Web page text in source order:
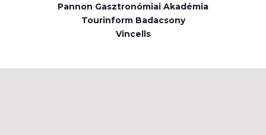
Pannon Gasztronómiai Akadémia
Tourinform Badacsony
Vincells